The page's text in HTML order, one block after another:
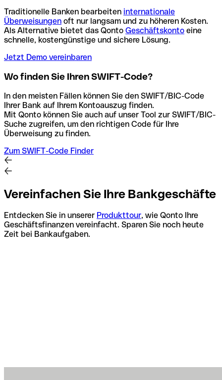
Traditionelle Banken bearbeiten internationale
Überweisungen oft nur langsam und zu höheren Kosten.
Als Alternative bietet das Qonto Geschäftskonto eine
schnelle, kostengünstige und sichere Lösung.
Jetzt Demo vereinbaren
Wo finden Sie Ihren SWIFT-Code?
In den meisten Fällen können Sie den SWIFT/BIC-Code
Ihrer Bank auf Ihrem Kontoauszug finden.
Mit Qonto können Sie auch auf unser Tool zur SWIFT/BIC-
Suche zugreifen, um den richtigen Code für Ihre
Überweisung zu finden.
Zum SWIFT-Code Finder
Vereinfachen Sie Ihre Bankgeschäfte
Entdecken Sie in unserer Produkttour, wie Qonto Ihre
Geschäftsfinanzen vereinfacht. Sparen Sie noch heute
Zeit bei Bankaufgaben.